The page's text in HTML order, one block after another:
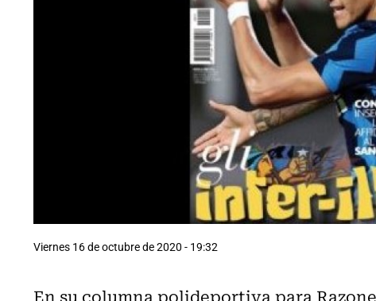
Viernes 16 de octubre de 2020 - 19:32
En su columna polideportiva para